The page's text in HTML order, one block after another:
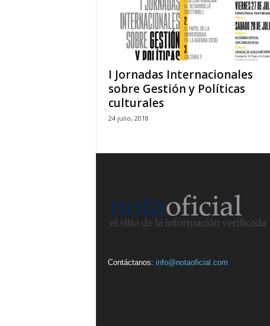
I Jornadas Internacionales
sobre Gestión y Políticas
culturales
24 julio, 2018
Contáctanos: info@notaoficial.com